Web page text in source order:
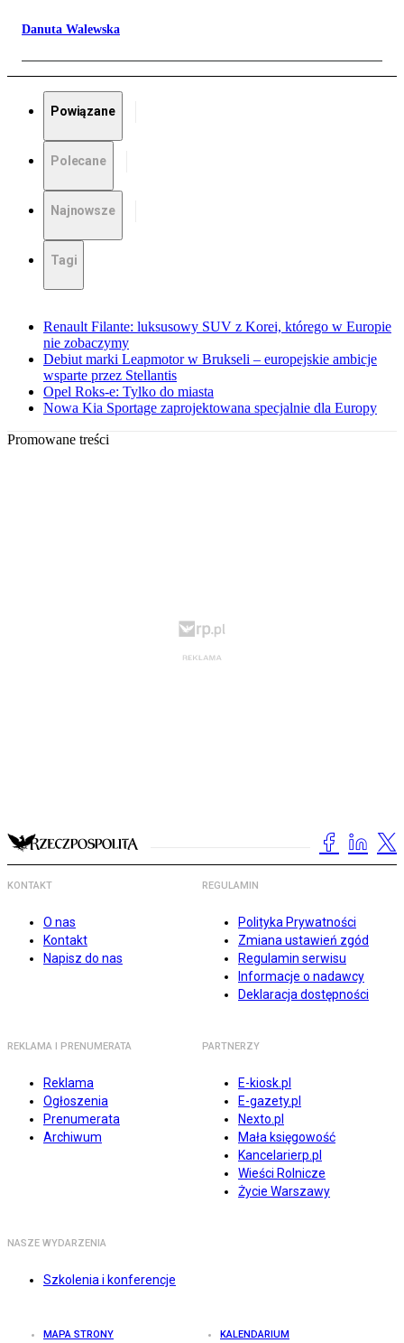
Danuta Walewska
Powiązane
Polecane
Najnowsze
Tagi
Renault Filante: luksusowy SUV z Korei, którego w Europie
nie zobaczymy
Debiut marki Leapmotor w Brukseli – europejskie ambicje
wsparte przez Stellantis
Opel Roks-e: Tylko do miasta
Nowa Kia Sportage zaprojektowana specjalnie dla Europy
Promowane treści
KONTAKT
O nas
Kontakt
Napisz do nas
REGULAMIN
Polityka Prywatności
Zmiana ustawień zgód
Regulamin serwisu
Informacje o nadawcy
Deklaracja dostępności
REKLAMA I PRENUMERATA
Reklama
Ogłoszenia
Prenumerata
Archiwum
PARTNERZY
E-kiosk.pl
E-gazety.pl
Nexto.pl
Mała księgowość
Kancelarierp.pl
Wieści Rolnicze
Życie Warszawy
NASZE WYDARZENIA
Szkolenia i konferencje
MAPA STRONY KALENDARIUM